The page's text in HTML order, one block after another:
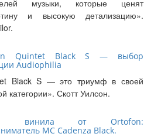
музыки, которые ценят
и высокую детализацию».
Quintet Black S — выбор
Audiophilia
Black S — это триумф в своей
категории». Скотт Уилсон.
винила от Ortofon:
MC Cadenza Black.